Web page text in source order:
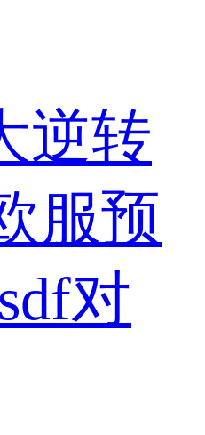
逆转
服预
对